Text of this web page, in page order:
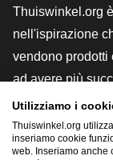
Thuiswinkel.org
nell'ispirazione
vendono prodotti
ad avere più
pratiche con vari
strumenti e
mercato e
Utilizziamo i
Thuiswinkel.org
inseriamo cookie
web. Inseriamo anche